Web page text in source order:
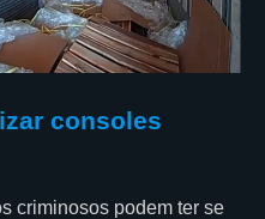
consoles
criminosos podem ter se